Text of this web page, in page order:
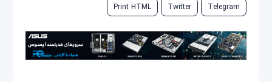
Telegram
Twitter
Print HTML